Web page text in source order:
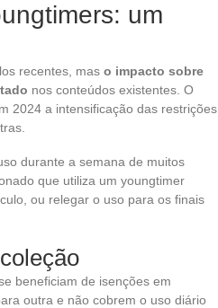
um
recentes, mas o impacto sobre
nos conteúdos existentes. O
2024 a intensificação das restrições
durante a semana de muitos
que utiliza um youngtimer
ou relegar o uso para os finais
beneficiam de isenções em
outra e não cobrem o uso diário